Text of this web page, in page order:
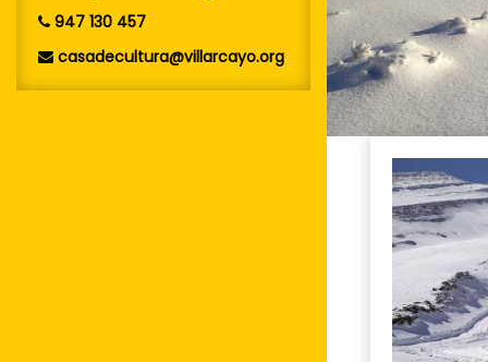
947 130 457
casadecultura@villarcayo.org